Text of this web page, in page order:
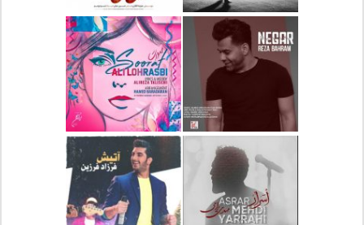
دانلود آلبوم جدید سیروان
خسروی بنام مونولوگ
دانلود آهنگ جدید علیرضا
قربانی بنام خیال خوش
دانلود آهنگ جدید رضا
بهرام بنام نگار
دانلود آهنگ جدید علی
لهراسبی بنام صورت